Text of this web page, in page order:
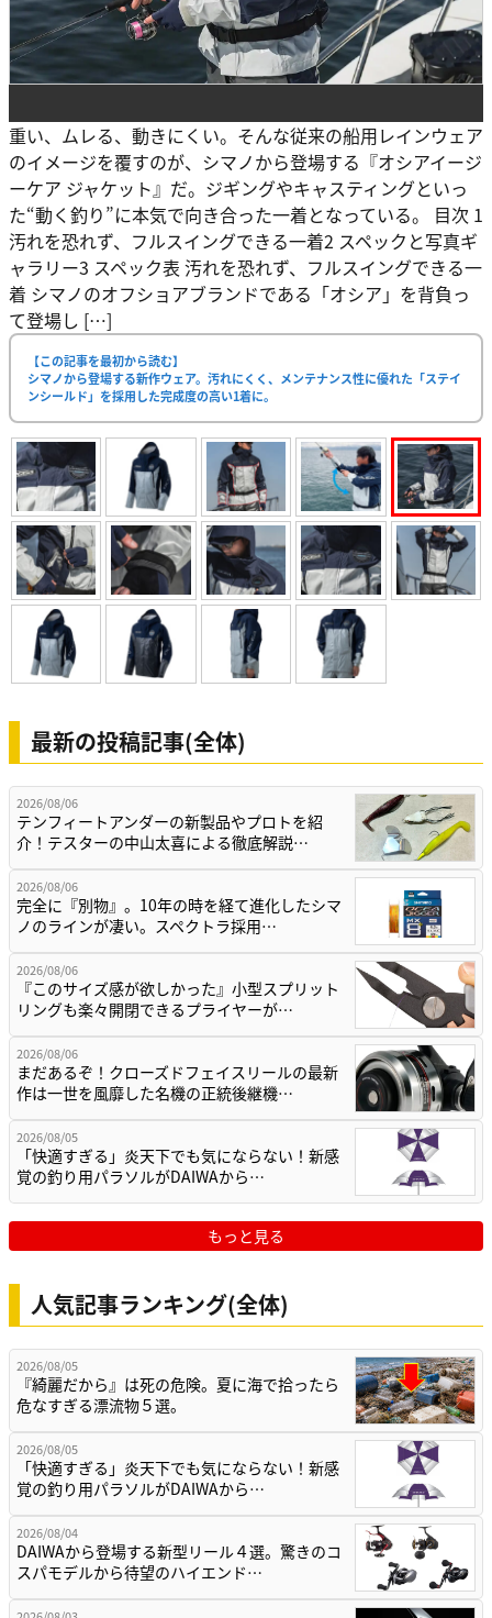
重い、ムレる、動きにくい。そんな従来の船用レインウェア
のイメージを覆すのが、シマノから登場する『オシアイージ
ーケア ジャケット』だ。ジギングやキャスティングといっ
た“動く釣り”に本気で向き合った一着となっている。 目次 1
汚れを恐れず、フルスイングできる一着2 スペックと写真ギ
ャラリー3 スペック表 汚れを恐れず、フルスイングできる一
着 シマノのオフショアブランドである「オシア」を背負っ
て登場し […]
【この記事を最初から読む】
シマノから登場する新作ウェア。汚れにくく、メンテナンス性に優れた「ステイ
ンシールド」を採用した完成度の高い1着に。
最新の投稿記事(全体)
2026/08/06
テンフィートアンダーの新製品やプロトを紹
介！テスターの中山太喜による徹底解説…
2026/08/06
完全に『別物』。10年の時を経て進化したシマ
ノのラインが凄い。スペクトラ採用…
2026/08/06
『このサイズ感が欲しかった』小型スプリット
リングも楽々開閉できるプライヤーが…
2026/08/06
まだあるぞ！クローズドフェイスリールの最新
作は一世を風靡した名機の正統後継機…
2026/08/05
「快適すぎる」炎天下でも気にならない！新感
覚の釣り用パラソルがDAIWAから…
もっと見る
人気記事ランキング(全体)
2026/08/05
『綺麗だから』は死の危険。夏に海で拾ったら
危なすぎる漂流物５選。
2026/08/05
「快適すぎる」炎天下でも気にならない！新感
覚の釣り用パラソルがDAIWAから…
2026/08/04
DAIWAから登場する新型リール４選。驚きのコ
スパモデルから待望のハイエンド…